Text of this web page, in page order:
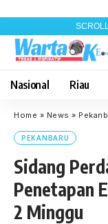
Nasional Riau
Home » News »
PEKANBARU
Sidang
Penetapan
2 Minggu